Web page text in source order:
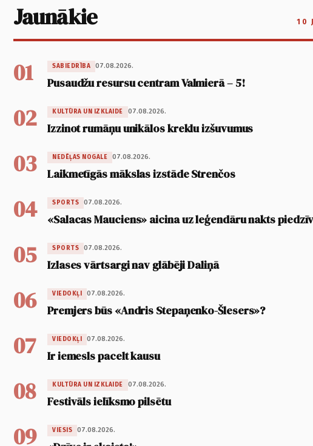
Jaunākie 10
01 SABIEDRĪBA 07.08.2026.
Pusaudžu resursu centram Valmierā – 5!
02 KULTŪRA UN IZKLAIDE 07.08.2026.
Izzinot rumāņu unikālos kreklu izšuvumus
03 NEDĒĻAS NOGALE 07.08.2026.
Laikmetīgās mākslas izstāde Strenčos
04 SPORTS 07.08.2026.
«Salacas Mauciens» aicina uz leģendāru nakts
05 SPORTS 07.08.2026.
Izlases vārtsargi nav glābēji Daliņā
06 VIEDOKĻI 07.08.2026.
Premjers būs «Andris Stepaņenko-Šlesers»?
07 VIEDOKĻI 07.08.2026.
Ir iemesls pacelt kausu
08 KULTŪRA UN IZKLAIDE 07.08.2026.
Festivāls ielīksmo pilsētu
09 VIESIS 07.08.2026.